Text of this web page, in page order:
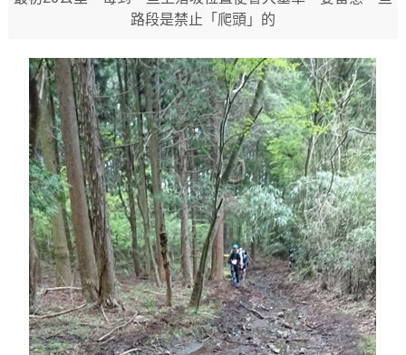
路段是禁止「爬頭」的